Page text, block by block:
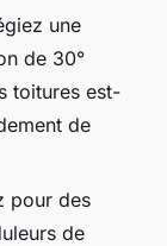
une
de 30°
toitures est-
de
pour des
de